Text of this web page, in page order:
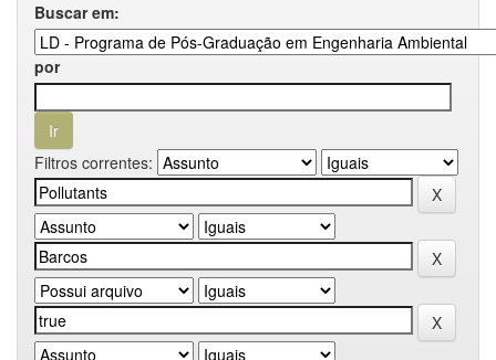
Buscar em:
por
Filtros correntes: